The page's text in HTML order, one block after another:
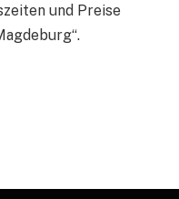
und Preise